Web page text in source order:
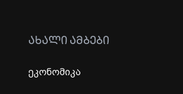
ᲐᲮᲐᲚᲘ ᲐᲛᲑᲔᲑᲘ
ეკონომიკა